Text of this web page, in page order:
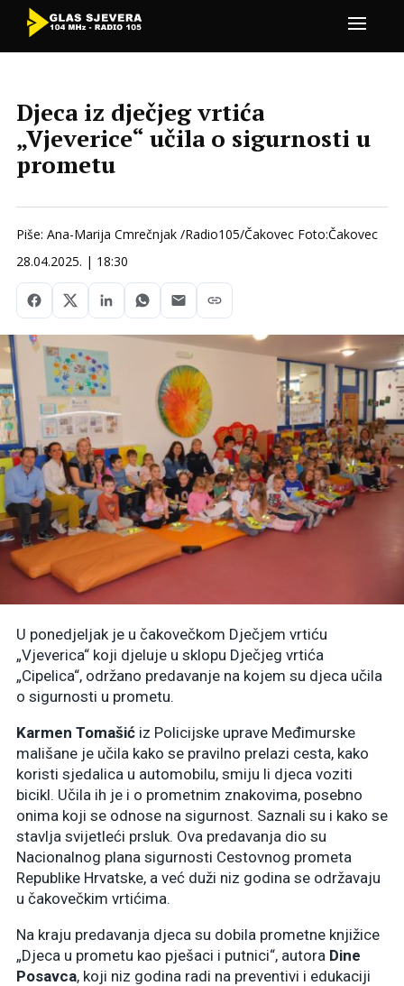
Djeca iz dječjeg vrtića
„Vjeverice“ učila o sigurnosti u
prometu
Piše: Ana-Marija Cmrečnjak /Radio105/Čakovec Foto:Čakovec
28.04.2025. | 18:30
U ponedjeljak je u čakovečkom Dječjem vrtiću
„Vjeverica“ koji djeluje u sklopu Dječjeg vrtića
„Cipelica“, održano predavanje na kojem su djeca učila
o sigurnosti u prometu.
Karmen Tomašić iz Policijske uprave Međimurske
mališane je učila kako se pravilno prelazi cesta, kako
koristi sjedalica u automobilu, smiju li djeca voziti
bicikl. Učila ih je i o prometnim znakovima, posebno
onima koji se odnose na sigurnost. Saznali su i kako se
stavlja svijetleći prsluk. Ova predavanja dio su
Nacionalnog plana sigurnosti Cestovnog prometa
Republike Hrvatske, a već duži niz godina se održavaju
u čakovečkim vrtićima.
Na kraju predavanja djeca su dobila prometne knjižice
„Djeca u prometu kao pješaci i putnici“, autora Dine
Posavca, koji niz godina radi na preventivi i edukaciji